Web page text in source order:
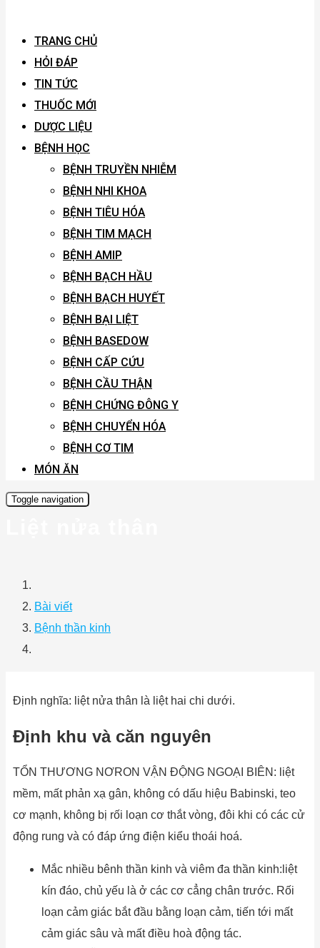
TRANG CHỦ
HỎI ĐÁP
TIN TỨC
THUỐC MỚI
DƯỢC LIỆU
BỆNH HỌC
BỆNH TRUYỀN NHIỄM
BỆNH NHI KHOA
BỆNH TIÊU HÓA
BỆNH TIM MẠCH
BỆNH AMIP
BỆNH BẠCH HẦU
BỆNH BẠCH HUYẾT
BỆNH BẠI LIỆT
BỆNH BASEDOW
BỆNH CẤP CỨU
BỆNH CẦU THẬN
BỆNH CHỨNG ĐÔNG Y
BỆNH CHUYỂN HÓA
BỆNH CƠ TIM
MÓN ĂN
Toggle navigation
Bài viết
Bệnh thần kinh
Định nghĩa: liệt nửa thân là liệt hai chi dưới.
Định khu và căn nguyên
TỔN THƯƠNG NƠRON VẬN ĐỘNG NGOẠI BIÊN: liệt
mềm, mất phản xạ gân, không có dấu hiệu Babinski, teo
cơ mạnh, không bị rối loạn cơ thắt vòng, đôi khi có các cử
động rung và có đáp ứng điện kiểu thoái hoá.
Mắc nhiều bênh thần kinh và viêm đa thần kinh:liệt
kín đáo, chủ yếu là ở các cơ cẳng chân trước. Rối
loạn cảm giác bắt đầu bằng loạn cảm, tiến tới mất
cảm giác sâu và mất điều hoà động tác.